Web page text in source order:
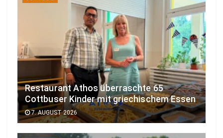
Restaurant Athos überraschte 65
Cottbuser Kinder mit griechischem Essen
7. AUGUST 2026